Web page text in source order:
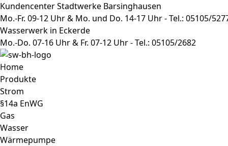
springen
Kundencenter Stadtwerke Barsinghausen
Mo.-Fr. 09-12 Uhr & Mo. und Do. 14-17 Uhr - Tel.: 05105/
Wasserwerk in Eckerde
Mo.-Do. 07-16 Uhr & Fr. 07-12 Uhr - Tel.: 05105/2682
Home
Produkte
Strom
§14a EnWG
Gas
Wasser
Wärmepumpe